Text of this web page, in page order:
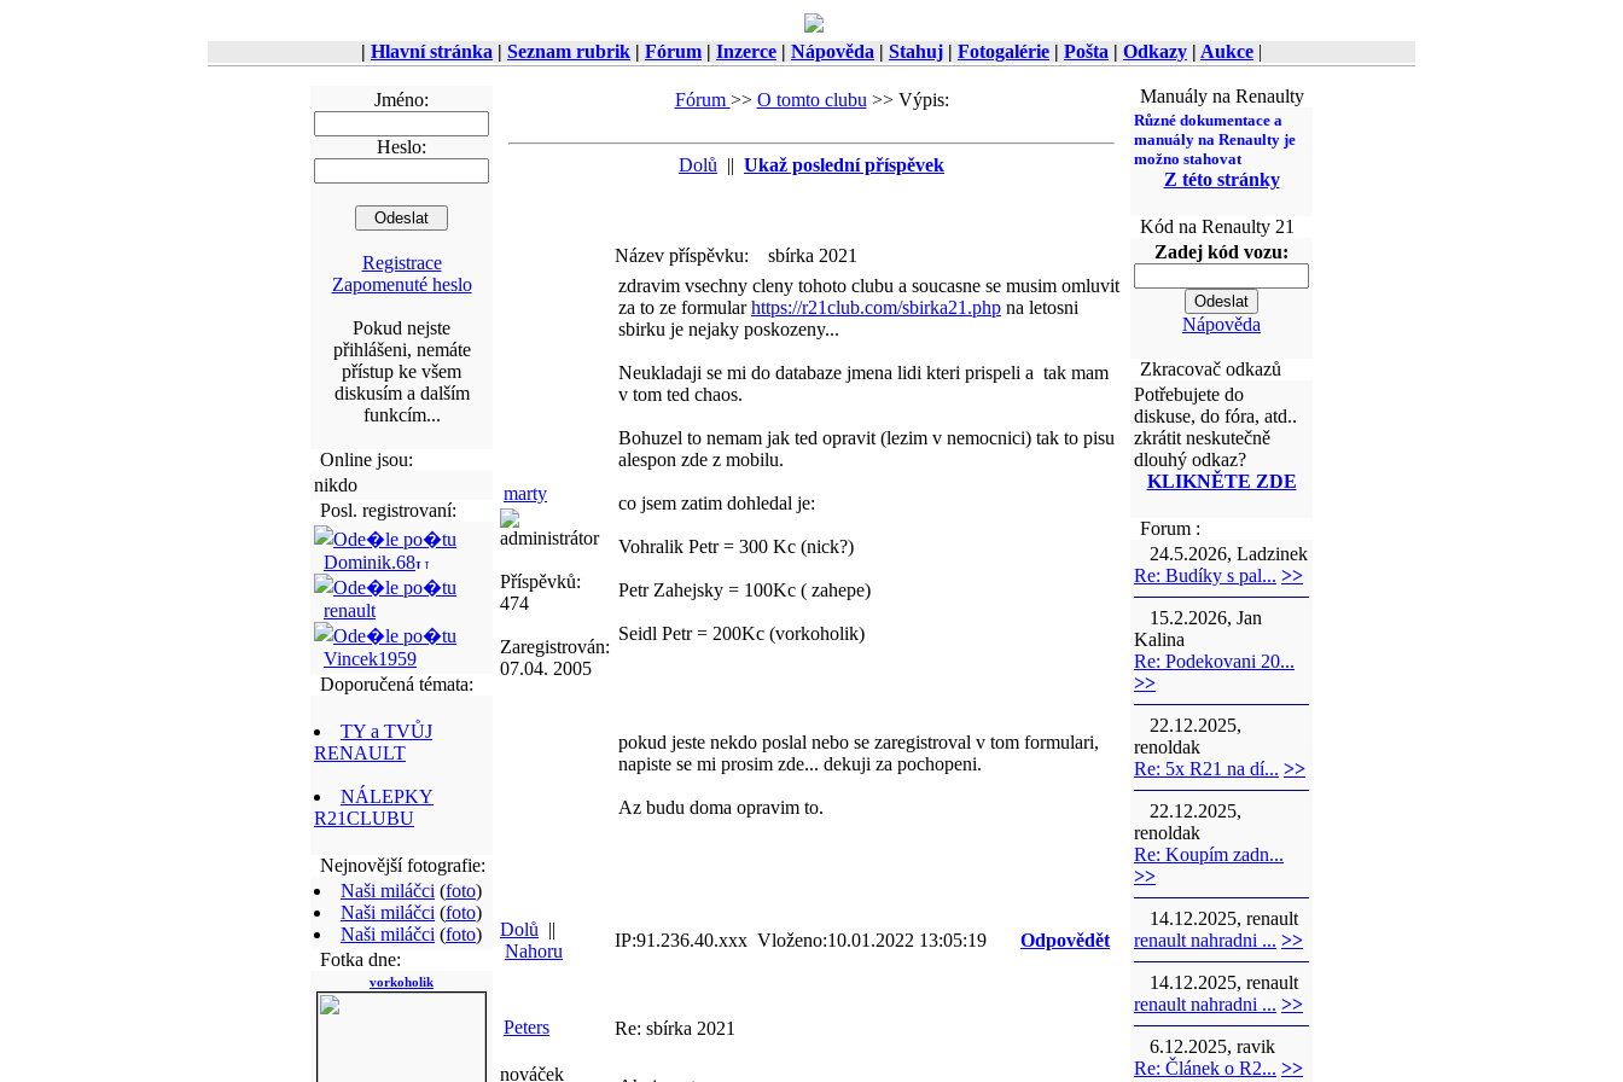
| Hlavní stránka | Seznam rubrik | Fórum | Inzerce | Nápověda | Stahuj | Fotogalérie | Pošta | Odkazy | Aukce |
Jméno:
Heslo:
Registrace
Zapomenuté heslo
Pokud nejste
přihlášeni, nemáte
přístup ke všem
diskusím a dalším
funkcím...
Online jsou:
nikdo
Posl. registrovaní:
Dominik.68
renault
Vincek1959
Doporučená témata:
TY a TVŮJ
RENAULT
NÁLEPKY
R21CLUBU
Nejnovější fotografie:
Naši miláčci (foto)
Naši miláčci (foto)
Naši miláčci (foto)
Fotka dne:
vorkoholik
Fórum >> O tomto clubu >> Výpis:
Dolů || Ukaž poslední příspěvek
marty
administrátor
Příspěvků:
474
Zaregistrován:
07.04. 2005
Název příspěvku:
sbírka 2021
zdravim vsechny cleny tohoto clubu a soucasne se musim omluvit
za to ze formularhttps://r21club.com/sbirka21.php na letosni
sbirku je nejaky poskozeny...
Neukladaji se mi do databaze jmena lidi kteri prispeli a tak mam
v tom ted chaos.
Bohuzel to nemam jak ted opravit (lezim v nemocnici) tak to pisu
alespon zde z mobilu.
co jsem zatim dohledal je:
Vohralik Petr = 300 Kc (nick?)
Petr Zahejsky = 100Kc ( zahepe)
Seidl Petr = 200Kc (vorkoholik)
pokud jeste nekdo poslal nebo se zaregistroval v tom formulari,
napiste se mi prosim zde... dekuji za pochopeni.
Az budu doma opravim to.
Dolů ||
Nahoru
IP:91.236.40.xxx Vloženo:10.01.2022 13:05:19 Odpovědět
Peters
nováček
Re: sbírka 2021
Manuály na Renaulty
Různé dokumentace a
manuály na Renaulty je
možno stahovat
Z této stránky
Kód na Renaulty 21
Zadej kód vozu:
Nápověda
Zkracovač odkazů
Potřebujete do
diskuse, do fóra, atd..
zkrátit neskutečně
dlouhý odkaz?
KLIKNĚTE ZDE
Forum :
24.5.2026, Ladzinek
Re: Budíky s pal... >>
15.2.2026, Jan
Kalina
Re: Podekovani 20...
>>
22.12.2025,
renoldak
Re: 5x R21 na dí... >>
22.12.2025,
renoldak
Re: Koupím zadn...
>>
14.12.2025, renault
renault nahradni ... >>
14.12.2025, renault
renault nahradni ... >>
6.12.2025, ravik
Re: Článek o R2... >>